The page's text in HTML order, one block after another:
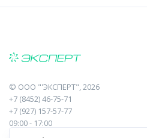
© ООО "'ЭКСПЕРТ", 2026
+7 (8452) 46-75-71
+7 (927) 157-57-77
09:00 - 17:00
410017, Саратов, Пугачева, 10 к1, оф.23